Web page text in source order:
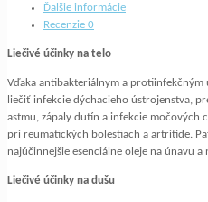
Ďalšie informácie
Recenzie 0
Liečivé účinky na telo
Vďaka antibakteriálnym a protiinfekčným
liečiť infekcie dýchacieho ústrojenstva,
astmu, zápaly dutín a infekcie močových
pri reumatických bolestiach a artritíde.
najúčinnejšie esenciálne oleje na únavu a
Liečivé účinky na dušu